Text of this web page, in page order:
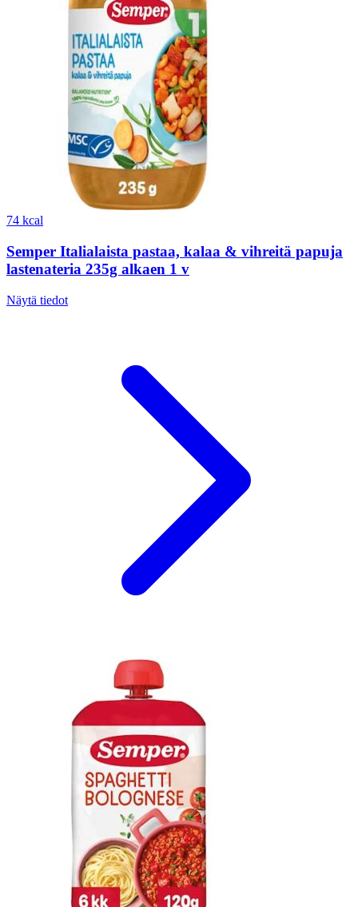
74 kcal
Semper Italialaista pastaa, kalaa & vihreitä papuja
lastenateria 235g alkaen 1 v
Näytä tiedot